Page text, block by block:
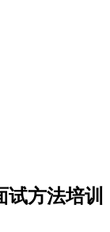
方法培训